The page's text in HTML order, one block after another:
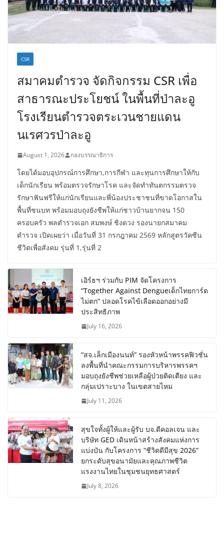
CSR
สมาคมตำรวจ จัดกิจกรรม CSR เพื่อ
สาธารณะประโยชน์ ในพื้นที่ป่าละอู
โรงเรียนตำรวจตระเวนชายแดน
นเรศวรป่าละอู
August 1, 2026 กองบรรณาธิการ
โดยได้มอบอุปกรณ์การศึกษา,การกีฬา และทุนการศึกษาให้กับ
เด็กนักเรียน พร้อมตรวจรักษาโรค และจัดทำทันตกรรมตรวจ
รักษาฟันฟรีให้แก่นักเรียนและพี่น้องประชาชนที่ขาดโอกาสใน
พื้นที่ชนบท พร้อมมอบถุงยังชีพให้แก่ชาวบ้านยากจน 150
ครอบครัว พลตำรวจเอก สมพงษ์ ชิงดวง รองนายกสมาคม
ตำรวจ เปิดเผยว่า เมื่อวันที่ 31 กรกฎาคม 2569 หลักสูตรวัคซีน
ชีวิตเพื่อสังคม รุ่นที่ 1,รุ่นที่ 2
เอิร์ธฯ ร่วมกับ PIM จัดโครงการ
“Together Against Dengueเด็กไทยการ์ด
ไม่ตก” ปลอดโรคไข้เลือดออกอย่างมี
ประสิทธิภาพ
July 16, 2026
“สจ.เล็กเมืองนนท์” รองหัวหน้าพรรคฟิวชั่น
ลงพื้นที่นำคณะกรรมการบริหารพรรคฯ
มอบถุงยังชีพช่วยเหลือผู้ป่วยติดเตียง และ
กลุ่มเปราะบาง ในเขตสายไหม
July 11, 2026
สุขใจทั้งผู้ให้และผู้รับ บจ.ดีคอลเจน และ
บริษัท GED เดินหน้าสร้างสังคมแห่งการ
แบ่งบัน​ กับโครงการ “ชีวิตดีมีสุข 2026”
ยกระดับสุขอนามัยและคุณภาพชีวิต
แรงงานไทยในชุมชนยุทธศาสตร์
July 8, 2026